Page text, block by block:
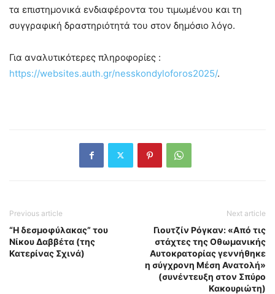
τα επιστημονικά ενδιαφέροντα του τιμωμένου και τη
συγγραφική δραστηριότητά του στον δημόσιο λόγο.
Για αναλυτικότερες πληροφορίες :
https://websites.auth.gr/nesskondyloforos2025/.
Previous article
“Η δεσμοφύλακας” του
Νίκου Δαββέτα (της
Κατερίνας Σχινά)
Next article
Γιουτζίν Ρόγκαν: «Από τις
στάχτες της Οθωμανικής
Αυτοκρατορίας γεννήθηκε
η σύγχρονη Μέση Ανατολή»
(συνέντευξη στον Σπύρο
Κακουριώτη)